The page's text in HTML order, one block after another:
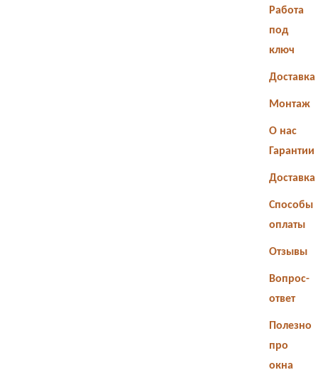
Работа
под
ключ
Доставка
Монтаж
О нас
Гарантии
Доставка
Способы
оплаты
Отзывы
Вопрос-
ответ
Полезно
про
окна